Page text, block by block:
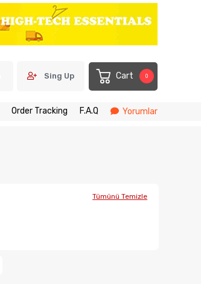
Sing Up Cart 0
Order Tracking F.A.Q Yorumlar
Tümünü Temizle